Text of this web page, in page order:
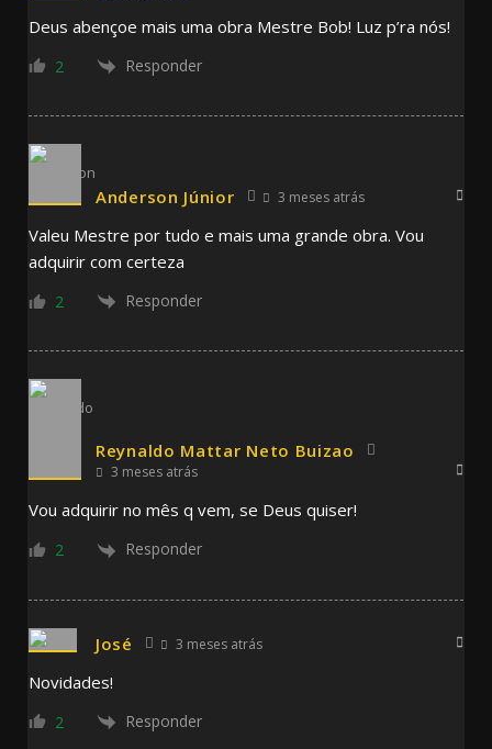
Deus abençoe mais uma obra Mestre Bob! Luz p’ra nós!
2 Responder
Anderson Júnior 3 meses atrás
Valeu Mestre por tudo e mais uma grande obra. Vou
adquirir com certeza
2 Responder
Reynaldo Mattar Neto Buizao
3 meses atrás
Vou adquirir no mês q vem, se Deus quiser!
2 Responder
José 3 meses atrás
Novidades!
2 Responder